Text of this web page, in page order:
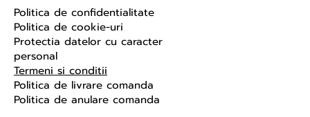
Politica de confidentialitate
Politica de cookie-uri
Protectia datelor cu caracter
personal
Termeni si conditii
Politica de livrare comanda
Politica de anulare comanda